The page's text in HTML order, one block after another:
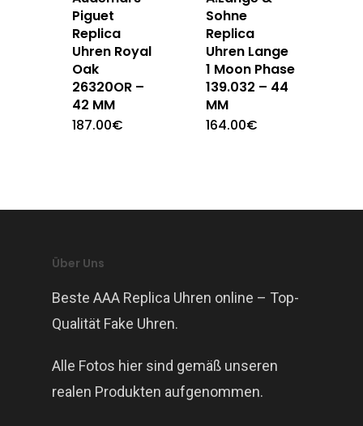
Piguet
Replica
Uhren Royal
Oak
26320OR –
42 MM
187.00€
Sohne
Replica
Uhren Lange
1 Moon Phase
139.032 – 44
MM
164.00€
Über Uns
Beste AAA Replica Uhren online – Top-
Qualität Fake Uhren.
Alle Fotos hier sind gemäß unseren
realen Produkten aufgenommen.